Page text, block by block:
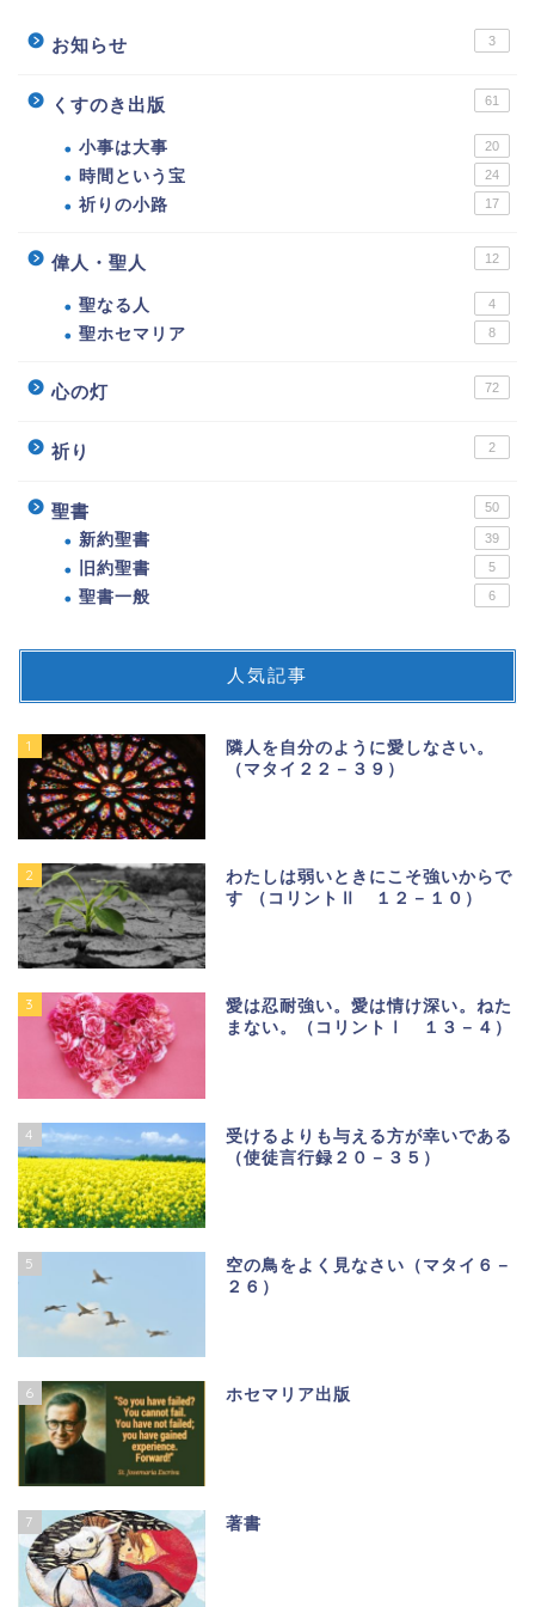
お知らせ 3
くすのき出版 61
小事は大事 20
時間という宝 24
祈りの小路 17
偉人・聖人 12
聖なる人 4
聖ホセマリア 8
心の灯 72
祈り 2
聖書 50
新約聖書 39
旧約聖書 5
聖書一般 6
人気記事
1
隣人を自分のように愛しなさい。
（マタイ２２－３９）
2
わたしは弱いときにこそ強いからで
す （コリントⅡ １２－１０）
3
愛は忍耐強い。愛は情け深い。ねた
まない。（コリントⅠ １３－４）
4
受けるよりも与える方が幸いである
（使徒言行録２０－３５）
5
空の鳥をよく見なさい（マタイ６－
２６）
6 ホセマリア出版
7 著書